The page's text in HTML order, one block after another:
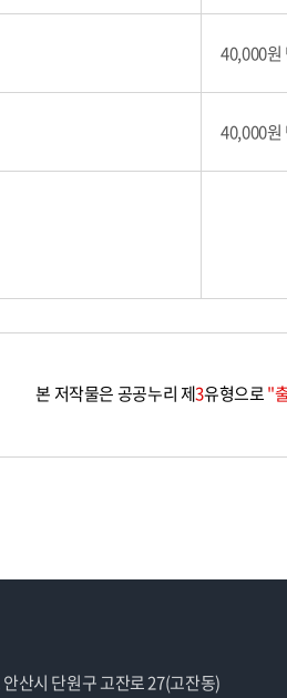
40,000원
40,000원
본 저작물은 공공누리 제3유형으로"
산시 단원구 고잔로 27(고잔동)